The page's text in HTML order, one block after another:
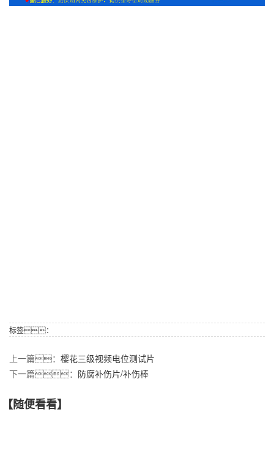
标签：
上一篇： 樱花三级视频电位测试片
下一篇： 防腐补伤片/补伤棒
【随便看看】